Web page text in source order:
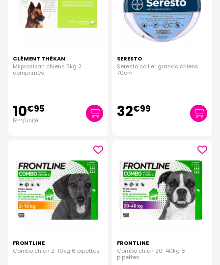
CLÉMENT THÉKAN
Milprazikan chiens 5kg 2
comprimés
10€95
5€48/unité
SERESTO
Seresto collier grands chiens
70cm
32€99
FRONTLINE
Combo chien 2-10kg 6 pipettes
FRONTLINE
Combo chien 20-40kg 6
pipettes